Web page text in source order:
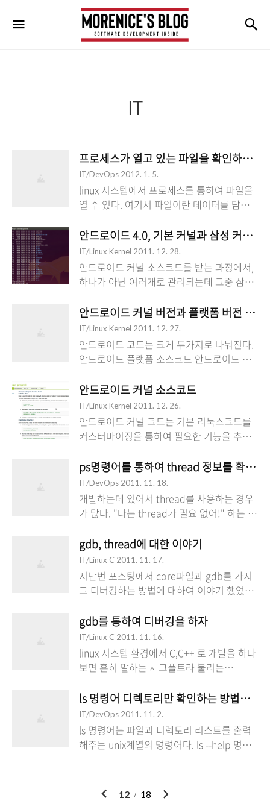
morenice's
blog
IT
프로세스가 열고 있는 파일을 확인하는 방
IT/DevOps 2012. 1. 5.
linux 시스템에서 프로세스를 통하여 파일을
열 수 있다. 여기서 파일이란 데이터를 담을
socket, event_poll 등 file descriptor, 라이
브러리 파일, char device까지 포함한다. 개
발된 프로그램이 소켓을 사용하여 통신하는
경우 실제로 소켓이 열려 있는지 디버깅을 위
한 용도, 그리고 프로세스가 열 수 있는 파일
의 갯수가 한정되어지기 때문에 시스템 모니
터링을 위해서 열려진 파일이 얼마만큼인지
확인하는 용도등으로 파일을 확인하는 방법
은 필요하다. 결론부터 말하자면, lsof(list
open file)라는 명령어를 통하여 모든 프로세
수 있다. root@ubuntu:~# lsof
COMMAND..
안드로이드 4.0, 기본 커널과 삼성 커널 코
IT/Linux Kernel 2011. 12. 28.
안드로이드 커널 소스코드를 받는 과정에서,
하나가 아닌 여러개로 관리되는데 그중 삼성
모델에 가까운 안드로이드 모바일 갤럭시S가
처음 나왔을 때 엄청나게 느린 현상을 보여줌
을 경험상으로 알고 있기 때문에(물론 지금은
엄청 빨라졌음) 출시된지 얼마 안된 안드로이
드 4.0 플랫폼에서 사용되는 커널은 어떤 차
이점이 있을까 궁금증으로 소스코드 diff를
좀 해보았다. 안드로이드 커널 소스코드 다운
로드 방법은 이전에 포스팅 했었다.
2011/12/26 - [리눅스(Linux)/커널(Kernel)]
- 안드로이드 커널 소스코드 그 과정에서 레
사해오면 된다. git clone
https://android.googlesource.com..
안드로이드 커널 버전과 플랫폼 버전 확인
IT/Linux Kernel 2011. 12. 27.
안드로이드 코드는 크게 두가지로 나눠진다.
안드로이드 플랫폼 소스코드 안드로이드 커
인할 수 있다. 첫번째, 안드로이드 플랫폼 버
전 확인하기. vi
build/core/version_defaults.mk 플랫폼 소
스코드를 다운로드 받았다면, 해당 버전파일
을 통하여 이 코드의 플랫폼 버전을 확인할
수 있다. 플랫폼 버전이란 4.0(아이스크림) 이
런걸 의미한다. 두번째, 안드로이드 커널 버
전 확인하기 vi kernel/Makefile VERSION =
3 PATCHLEVEL = 0 SUBLEVEL = 8
EXTRAVERSION = NAME = Sneaky Weasel
일에서 정보를 확인할 수 있다. 내가 받은 안
드로이드 커널 ..
안드로이드 커널 소스코드
IT/Linux Kernel 2011. 12. 26.
안드로이드 커널 코드는 기본 리눅스코드를
커스터마이징을 통하여 필요한 기능을 추가
태블릿에 맞게 변경된 커널을 의미한다. 리눅
스 코드 자체가 오픈소스이다 보니 안드로이
드도 역시 코드가 오픈되어 있어 웹사이트에
방문하여 쉽게(?) 다운로드 받을 수 있다.
http://source.android.com/source/down
loading.html 안드로이드에서는 플랫폼 소
스코드와 커널 코드가 구분되어 관리되고 있
다. 플랫폼 소스코드는 download 사이트의
내용 자체를 따라하면 쉽게 받을 수 있지만,
커널 코드는 사이트에 적혀있지 않은 일부 정
이야기 하려 한다. 일단 커널 코드를 받기 위
해서 git이라는 새로운 소스코드 관리 ..
ps명령어를 통하여 thread 정보를 확인하
IT/DevOps 2011. 11. 18.
개발하는데 있어서 thread를 사용하는 경우
가 많다. "나는 thread가 필요 없어!" 하는 분
때 조그마한 도움(빠른 원인분석등)이 될수
있다. ps 명령어를 사용하면 linux 시스템의
프로세스 정보들을 얻을 수 있다. 시스템을
운용하는 사람들에게 있어서도 유용히 사용
되는 정보인데, 이러한 ps 명령어에서 해당
프로세스가 thread정보를 함께 출력하게 정
보를 얻을 수 있다. ps -eLf | grep testsrv
UID PID PPID LWP C NLWP STIME TTY
TIME CMD root 2588 2587 2588 0 11
00:05 ? 00:00:07 ./testsrv root 2588 2587
gdb, thread에 대한 이야기
IT/Linux C 2011. 11. 17.
지난번 포스팅에서 core파일과 gdb를 가지
고 디버깅하는 방법에 대하여 이야기 했었다.
(Developemnt)] - [gdb] core 파일을 통해
디버깅하자. 오늘도 비슷한 내용인데, 멀티
thread를 사용하는 프로그램일 때 확인할 수
있는 방안에 대해서 이야기 하려 한다. 기본
적으로 gdb로 core파일을 불러드리면 메인
thread의 내용만 나옵니다. 간단한 명령을
통해서 thread를 변경하고 정보를 확인할 수
있다. (gdb) info threads 위의 명령으로 해
당 프로그램이 몇개의 스레드가 존재하고 있
는지 번호로 관리 되어지고 있는 스레드 정보
gdb를 통하여 디버깅을 하자
IT/Linux C 2011. 11. 16.
linux 시스템 환경에서 C,C++ 로 개발을 하다
보면 흔히 말하는 세그폴트라 불리는
하게 된다. 오류가 발생하는 이유는 메모리
관련이지만 일단 오류가 발생하면 저 메세지
만 내놓고 프로그램이 죽기 때문이다. 세그폴
트 오류가 발생하면 해당 프로그램의 현재 상
태정보를 파일로 남기게 되어 있다.(그것을
문에 아무런 흔적이 남지 않는 것이다. 그렇
ls 명령어 디렉토리만 확인하는 방법에 대
IT/DevOps 2011. 11. 2.
ls 명령어는 파일과 디렉토리 리스트를 출력
해주는 unix계열의 명령어다. ls --help 명령
morenice@ubuntu:~$ ls --help 사용법: ls
[]... []... List information about the FILEs
이
12 18
다